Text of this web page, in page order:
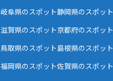
岐阜県のスポット静岡県のスポット
滋賀県のスポット京都府のスポット
鳥取県のスポット島根県のスポット
福岡県のスポット佐賀県のスポット